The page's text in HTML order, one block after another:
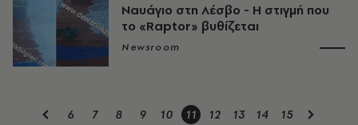
Ναυάγιο στη Λέσβο - Η στιγμή που
το «Raptor» βυθίζεται
Newsroom
6 7 8 9 10 11 12 13 14 15